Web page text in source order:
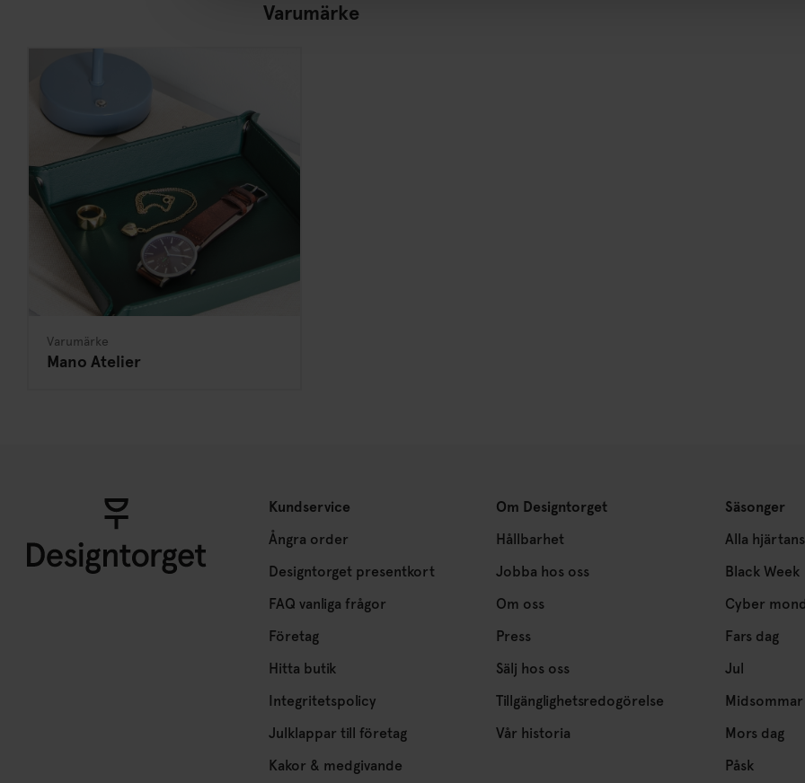
Varumärke
Varumärke
Mano Atelier
Kundservice
Ångra order
Designtorget presentkort
FAQ vanliga frågor
Företag
Hitta butik
Integritetspolicy
Julklappar till företag
Kakor & medgivande
Om Designtorget
Hållbarhet
Jobba hos oss
Om oss
Press
Sälj hos oss
Tillgänglighetsredogörelse
Vår historia
Säsonger
Alla
Black Week
Cyber
Fars dag
Jul
Midsommar
Mors dag
Påsk